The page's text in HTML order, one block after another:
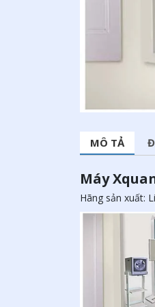
MÔ TẢ
Máy
Hãng sản xuất: